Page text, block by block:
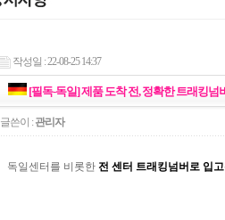
작성일 : 22-08-25 14:37
[필독-독일] 제품 도착 전, 정확한 트래킹넘
글쓴이 : 관리자
독일센터를 비롯한 전 센터 트래킹넘버로 입